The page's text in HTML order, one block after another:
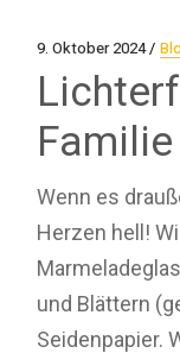
9. Oktober 2024
Familie
Wenn es
Herzen hell!
und Blättern
Seidenpapier.